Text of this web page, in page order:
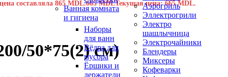
Ванная комната
и гигиена
Наборы
для ванн
Вёдра для
мусора
Ёршики и
держатели
Аэрогриль
Эллектрогрили
Электро
шашлычница
Электрочайники
Блендеры
Миксеры
Кофеварки
составляла 865 MDL.665MDLТекущая цена: 665 MDL.
50*75(2) см)